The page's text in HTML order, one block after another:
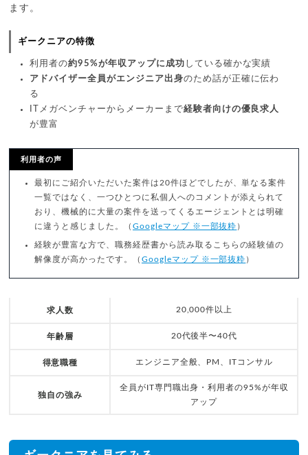
ます。
ギークニアの特徴
利用者の約95%が年収アップに成功 している確かな実績
アドバイザー全員がエンジニア出身のため話が正確に伝わ
る
ITメガベンチャーからメーカーまで経験者向けの優良求人
が豊富
利用者の声
最初にご紹介いただいた案件は20件ほどでしたが、単なる案件
一覧ではなく、一つひとつに私個人へのコメントが添えられて
おり、機械的に大量の案件を送ってくるエージェントとは明確
に違うと感じました。（ Googleマップ ※一部抜粋 ）
経験が豊富な方で、職務経歴書から読み取るこちらの経験値の
解像度が高かったです。（ Googleマップ ※一部抜粋 ）
求人数 20,000件以上
年齢層 20代後半〜40代
得意職種 エンジニア全般、PM、ITコンサル
独自の強み
全員がIT専門職出身・利用者の95%が年収
アップ